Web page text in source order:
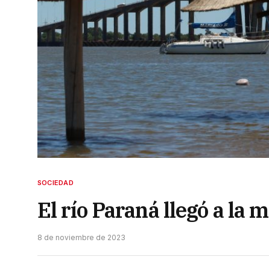
SOCIEDAD
El río Paraná llegó a la
8 de noviembre de 2023